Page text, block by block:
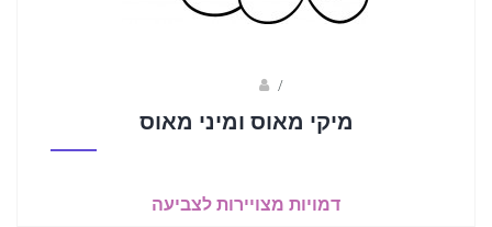
/
מיקי מאוס ומיני מאוס
דמויות מצויירות לצביעה